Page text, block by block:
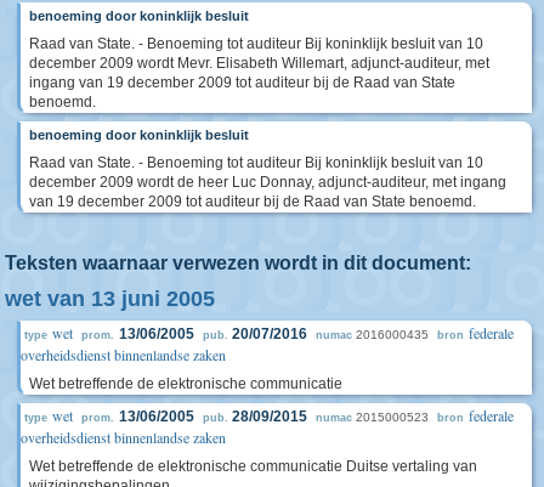
benoeming door koninklijk besluit
Raad van State. - Benoeming tot auditeur Bij koninklijk besluit van 10
december 2009 wordt Mevr. Elisabeth Willemart, adjunct-auditeur, met
ingang van 19 december 2009 tot auditeur bij de Raad van State
benoemd.
benoeming door koninklijk besluit
Raad van State. - Benoeming tot auditeur Bij koninklijk besluit van 10
december 2009 wordt de heer Luc Donnay, adjunct-auditeur, met ingang
van 19 december 2009 tot auditeur bij de Raad van State benoemd.
Teksten waarnaar verwezen wordt in dit document:
wet van 13 juni 2005
type wet prom. 13/06/2005 pub. 20/07/2016 numac 2016000435 bron federale
overheidsdienst binnenlandse zaken
Wet betreffende de elektronische communicatie
type wet prom. 13/06/2005 pub. 28/09/2015 numac 2015000523 bron federale
overheidsdienst binnenlandse zaken
Wet betreffende de elektronische communicatie Duitse vertaling van